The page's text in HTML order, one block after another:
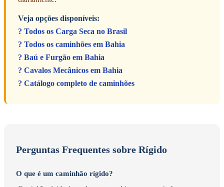
Veja opções disponíveis:
? Todos os Carga Seca no Brasil
? Todos os caminhões em Bahia
? Baú e Furgão em Bahia
? Cavalos Mecânicos em Bahia
? Catálogo completo de caminhões
Perguntas Frequentes sobre Rígido
O que é um caminhão rígido?